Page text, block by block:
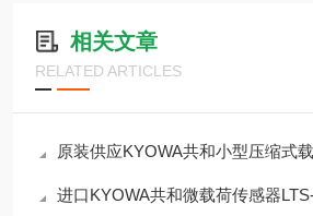
相关文章
RELATED ARTICLES
原装供应KYOWA共和小型压缩式
进口KYOWA共和微载荷传感器